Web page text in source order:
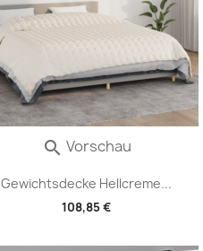
Gewichtsdecke Hellcreme...
108,85 €
 Vorschau